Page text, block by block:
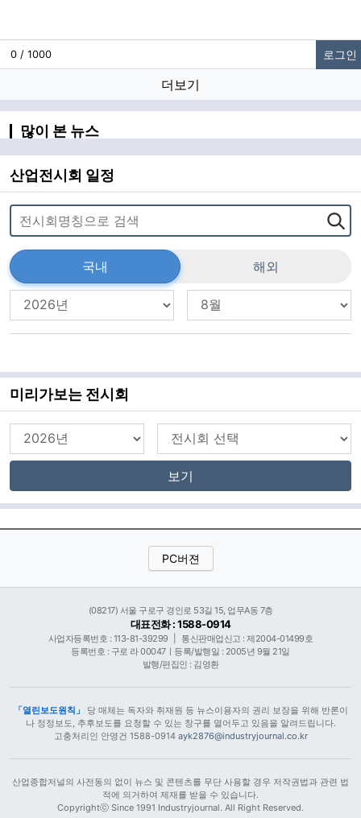
0 / 1000 로그인
더보기
많이 본 뉴스
산업전시회 일정
국내 해외
미리가보는 전시회
보기
PC버젼
(08217) 서울 구로구 경인로 53길 15, 업무A동 7층
대표전화 : 1588-0914
사업자등록번호 : 113-81-39299
통신판매업신고 : 제2004-01499호
등록번호 : 구로 라 00047ㅣ등록/발행일 : 2005년 9월 21일
발행/편집인 : 김영환
「열린보도원칙」
당 매체는 독자와 취재원 등 뉴스이용자의 권리 보장을 위해 반론이
나 정정보도, 추후보도를 요청할 수 있는 창구를 열어두고 있음을 알려드립니다.
고충처리인 안영건 1588-0914 ayk2876@industryjournal.co.kr
산업종합저널의 사전동의 없이 뉴스 및 콘텐츠를 무단 사용할 경우 저작권법과 관련 법
적에 의거하여 제재를 받을 수 있습니다.
Copyrightⓒ Since 1991 Industryjournal. All Right Reserved.